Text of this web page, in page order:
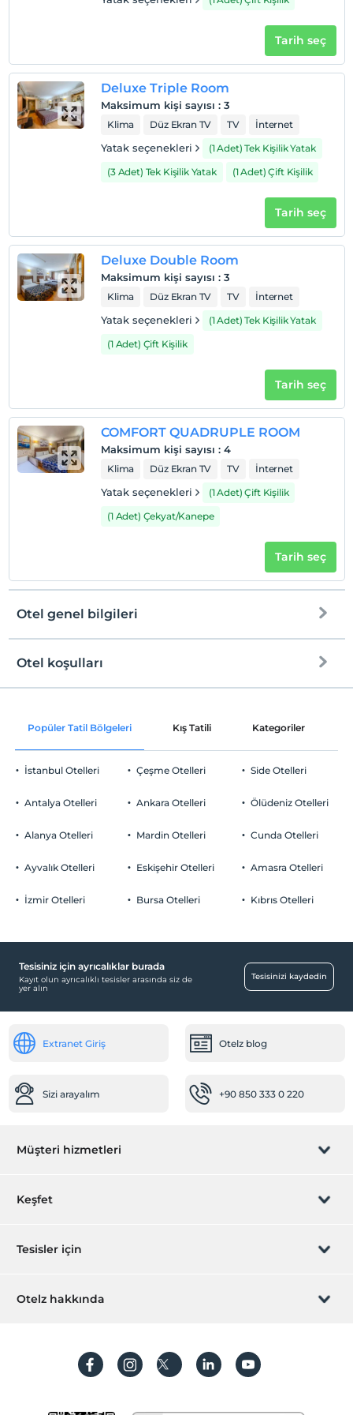
Sigara
Odalarda sigara içilmez
Giriş saatleri
2 yaşına kadar olan bebekler ücretsizdir.
Tarih seç
Deluxe Triple Room
Maksimum kişi sayısı : 3
Klima Düz Ekran TV TV İnternet
Yatak seçenekleri
(1 Adet) Tek Kişilik Yatak
(3 Adet) Tek Kişilik Yatak
(1 Adet) Çift Kişilik
Tarih seç
Deluxe Double Room
Maksimum kişi sayısı : 3
Klima Düz Ekran TV TV İnternet
Yatak seçenekleri
(1 Adet) Tek Kişilik Yatak
(1 Adet) Çift Kişilik
Tarih seç
COMFORT QUADRUPLE ROOM
Maksimum kişi sayısı : 4
Klima Düz Ekran TV TV İnternet
Yatak seçenekleri
(1 Adet) Çift Kişilik
(1 Adet) Çekyat/Kanepe
Tarih seç
Otel genel bilgileri
Ortak alanlar ve tüm odalar
Otopark
Ücretli Halka Açık Otopark
Yiyecek & İçecek
Sigara içilmeyen odalar
Market
Transfer servisi (ücretli)
Faks/fotokopi
Temizlik Hizmetleri
Kuru temizleme
Ütü hizmeti
Otel koşulları
Check/in
Check/out
En geç saat 12:00 ve öncesi
Evcil Hayvan
2 yaşına kadar olan bebekler ücretsizdir.
Popüler Tatil Bölgeleri Kış Tatili Kategoriler
İstanbul Otelleri
Antalya Otelleri
Alanya Otelleri
Ayvalık Otelleri
İzmir Otelleri
Çeşme Otelleri
Ankara Otelleri
Mardin Otelleri
Eskişehir Otelleri
Bursa Otelleri
Side Otelleri
Ölüdeniz Otelleri
Cunda Otelleri
Amasra Otelleri
Kıbrıs Otelleri
Tesisiniz için ayrıcalıklar burada
Kayıt olun ayrıcalıklı tesisler arasında siz de
yer alın
Tesisinizi kaydedin
Extranet Giriş Otelz blog
Sizi arayalım +90 850 333 0 220
Müşteri hizmetleri
Rezervasyon yönet
Sıkça sorulan sorular
Keşfet
Hediye Kart
Hesap oluştur
Tesisler için
Hemen tesisinizi ekleyin
Otelz hakkında